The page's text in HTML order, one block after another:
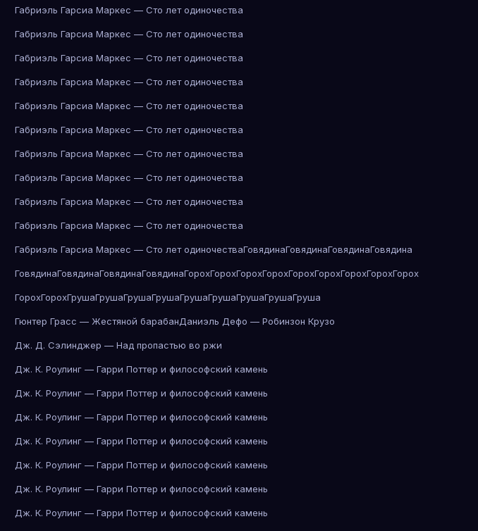
Габриэль Гарсиа Маркес — Сто лет одиночества
Габриэль Гарсиа Маркес — Сто лет одиночества
Габриэль Гарсиа Маркес — Сто лет одиночества
Габриэль Гарсиа Маркес — Сто лет одиночества
Габриэль Гарсиа Маркес — Сто лет одиночества
Габриэль Гарсиа Маркес — Сто лет одиночества
Габриэль Гарсиа Маркес — Сто лет одиночества
Габриэль Гарсиа Маркес — Сто лет одиночества
Габриэль Гарсиа Маркес — Сто лет одиночества
Габриэль Гарсиа Маркес — Сто лет одиночества
Габриэль Гарсиа Маркес — Сто лет одиночестваГовядинаГовядинаГовядинаГовядина
ГовядинаГовядинаГовядинаГовядинаГорохГорохГорохГорохГорохГорохГорохГорохГорох
ГорохГорохГрушаГрушаГрушаГрушаГрушаГрушаГрушаГрушаГруша
Гюнтер Грасс — Жестяной барабанДаниэль Дефо — Робинзон Крузо
Дж. Д. Сэлинджер — Над пропастью во ржи
Дж. К. Роулинг — Гарри Поттер и философский камень
Дж. К. Роулинг — Гарри Поттер и философский камень
Дж. К. Роулинг — Гарри Поттер и философский камень
Дж. К. Роулинг — Гарри Поттер и философский камень
Дж. К. Роулинг — Гарри Поттер и философский камень
Дж. К. Роулинг — Гарри Поттер и философский камень
Дж. К. Роулинг — Гарри Поттер и философский камень